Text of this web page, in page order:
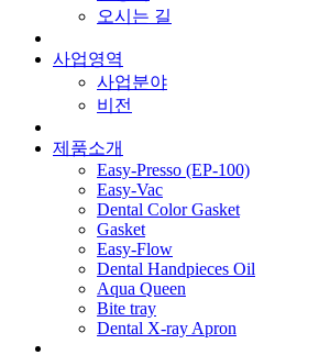
오시는 길
사업영역
사업분야
비전
제품소개
Easy-Presso (EP-100)
Easy-Vac
Dental Color Gasket
Gasket
Easy-Flow
Dental Handpieces Oil
Aqua Queen
Bite tray
Dental X-ray Apron